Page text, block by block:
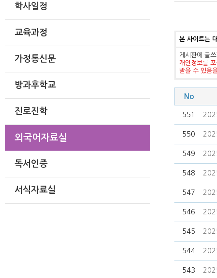
학사일정
교육과정
가정통신문
방과후학교
진로진학
외국어자료실
독서인증
서식자료실
본 사이트는
게시판에 글
개인정보를
받을 수 있음
No
551
550
549
548
547
546
545
544
543